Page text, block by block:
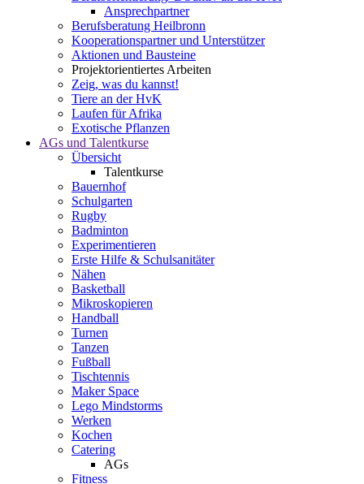
Ansprechpartner
Berufsberatung Heilbronn
Kooperationspartner und Unterstützer
Aktionen und Bausteine
Projektorientiertes Arbeiten
Zeig, was du kannst!
Tiere an der HvK
Laufen für Afrika
Exotische Pflanzen
AGs und Talentkurse
Übersicht
Talentkurse
Bauernhof
Schulgarten
Rugby
Badminton
Experimentieren
Erste Hilfe & Schulsanitäter
Nähen
Basketball
Mikroskopieren
Handball
Turnen
Tanzen
Fußball
Tischtennis
Maker Space
Lego Mindstorms
Werken
Kochen
Catering
AGs
Fitness